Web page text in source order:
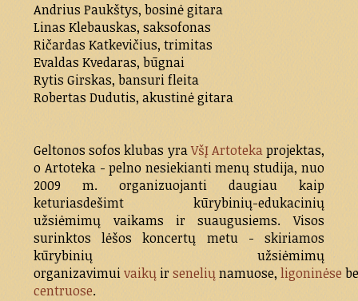
Andrius Paukštys, bosinė gitara
Linas Klebauskas, saksofonas
Ričardas Katkevičius, trimitas
Evaldas Kvedaras, būgnai
Rytis Girskas, bansuri fleita
Robertas Dudutis, akustinė gitara
Geltonos sofos klubas yraVšĮ Artotekaprojektas,
o Artoteka - pelno nesiekianti menų studija, nuo
2009 m. organizuojanti daugiau kaip
keturiasdešimt kūrybinių-edukacinių
užsiėmimų vaikams ir suaugusiems. Visos
surinktos lėšos koncertų metu - skiriamos
kūrybinių užsiėmimų
organizavimuivaikų irseneliųnamuose,ligoninėse
centruose.